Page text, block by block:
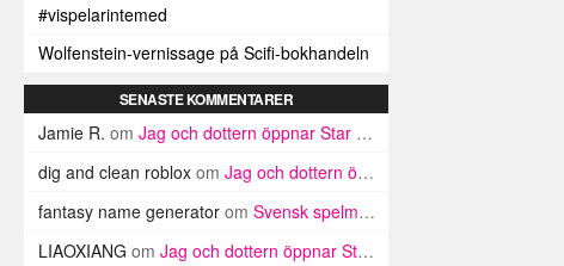
#vispelarintemed
Wolfenstein-vernissage på Scifi-bokhandeln
SENASTE KOMMENTARER
Jamie R. om Jag och dottern öppnar Star Wars-lådor!
dig and clean roblox om Jag och dottern öppnar Star Wars-lådor!
fantasy name generator om Svensk spelmedia skämmer ut sig… IGEN
LIAOXIANG om Jag och dottern öppnar Star Wars-lådor!